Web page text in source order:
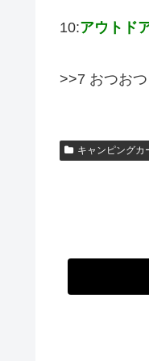
10:アウトド
>>7 おつおつ
キャンピングカ